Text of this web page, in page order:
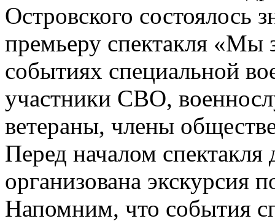
Островского состоялось
премьеру спектакля «Мы
событиях специальной
участники СВО,
ветераны, члены
Перед началом
организована экскурсия
Напомним, что события